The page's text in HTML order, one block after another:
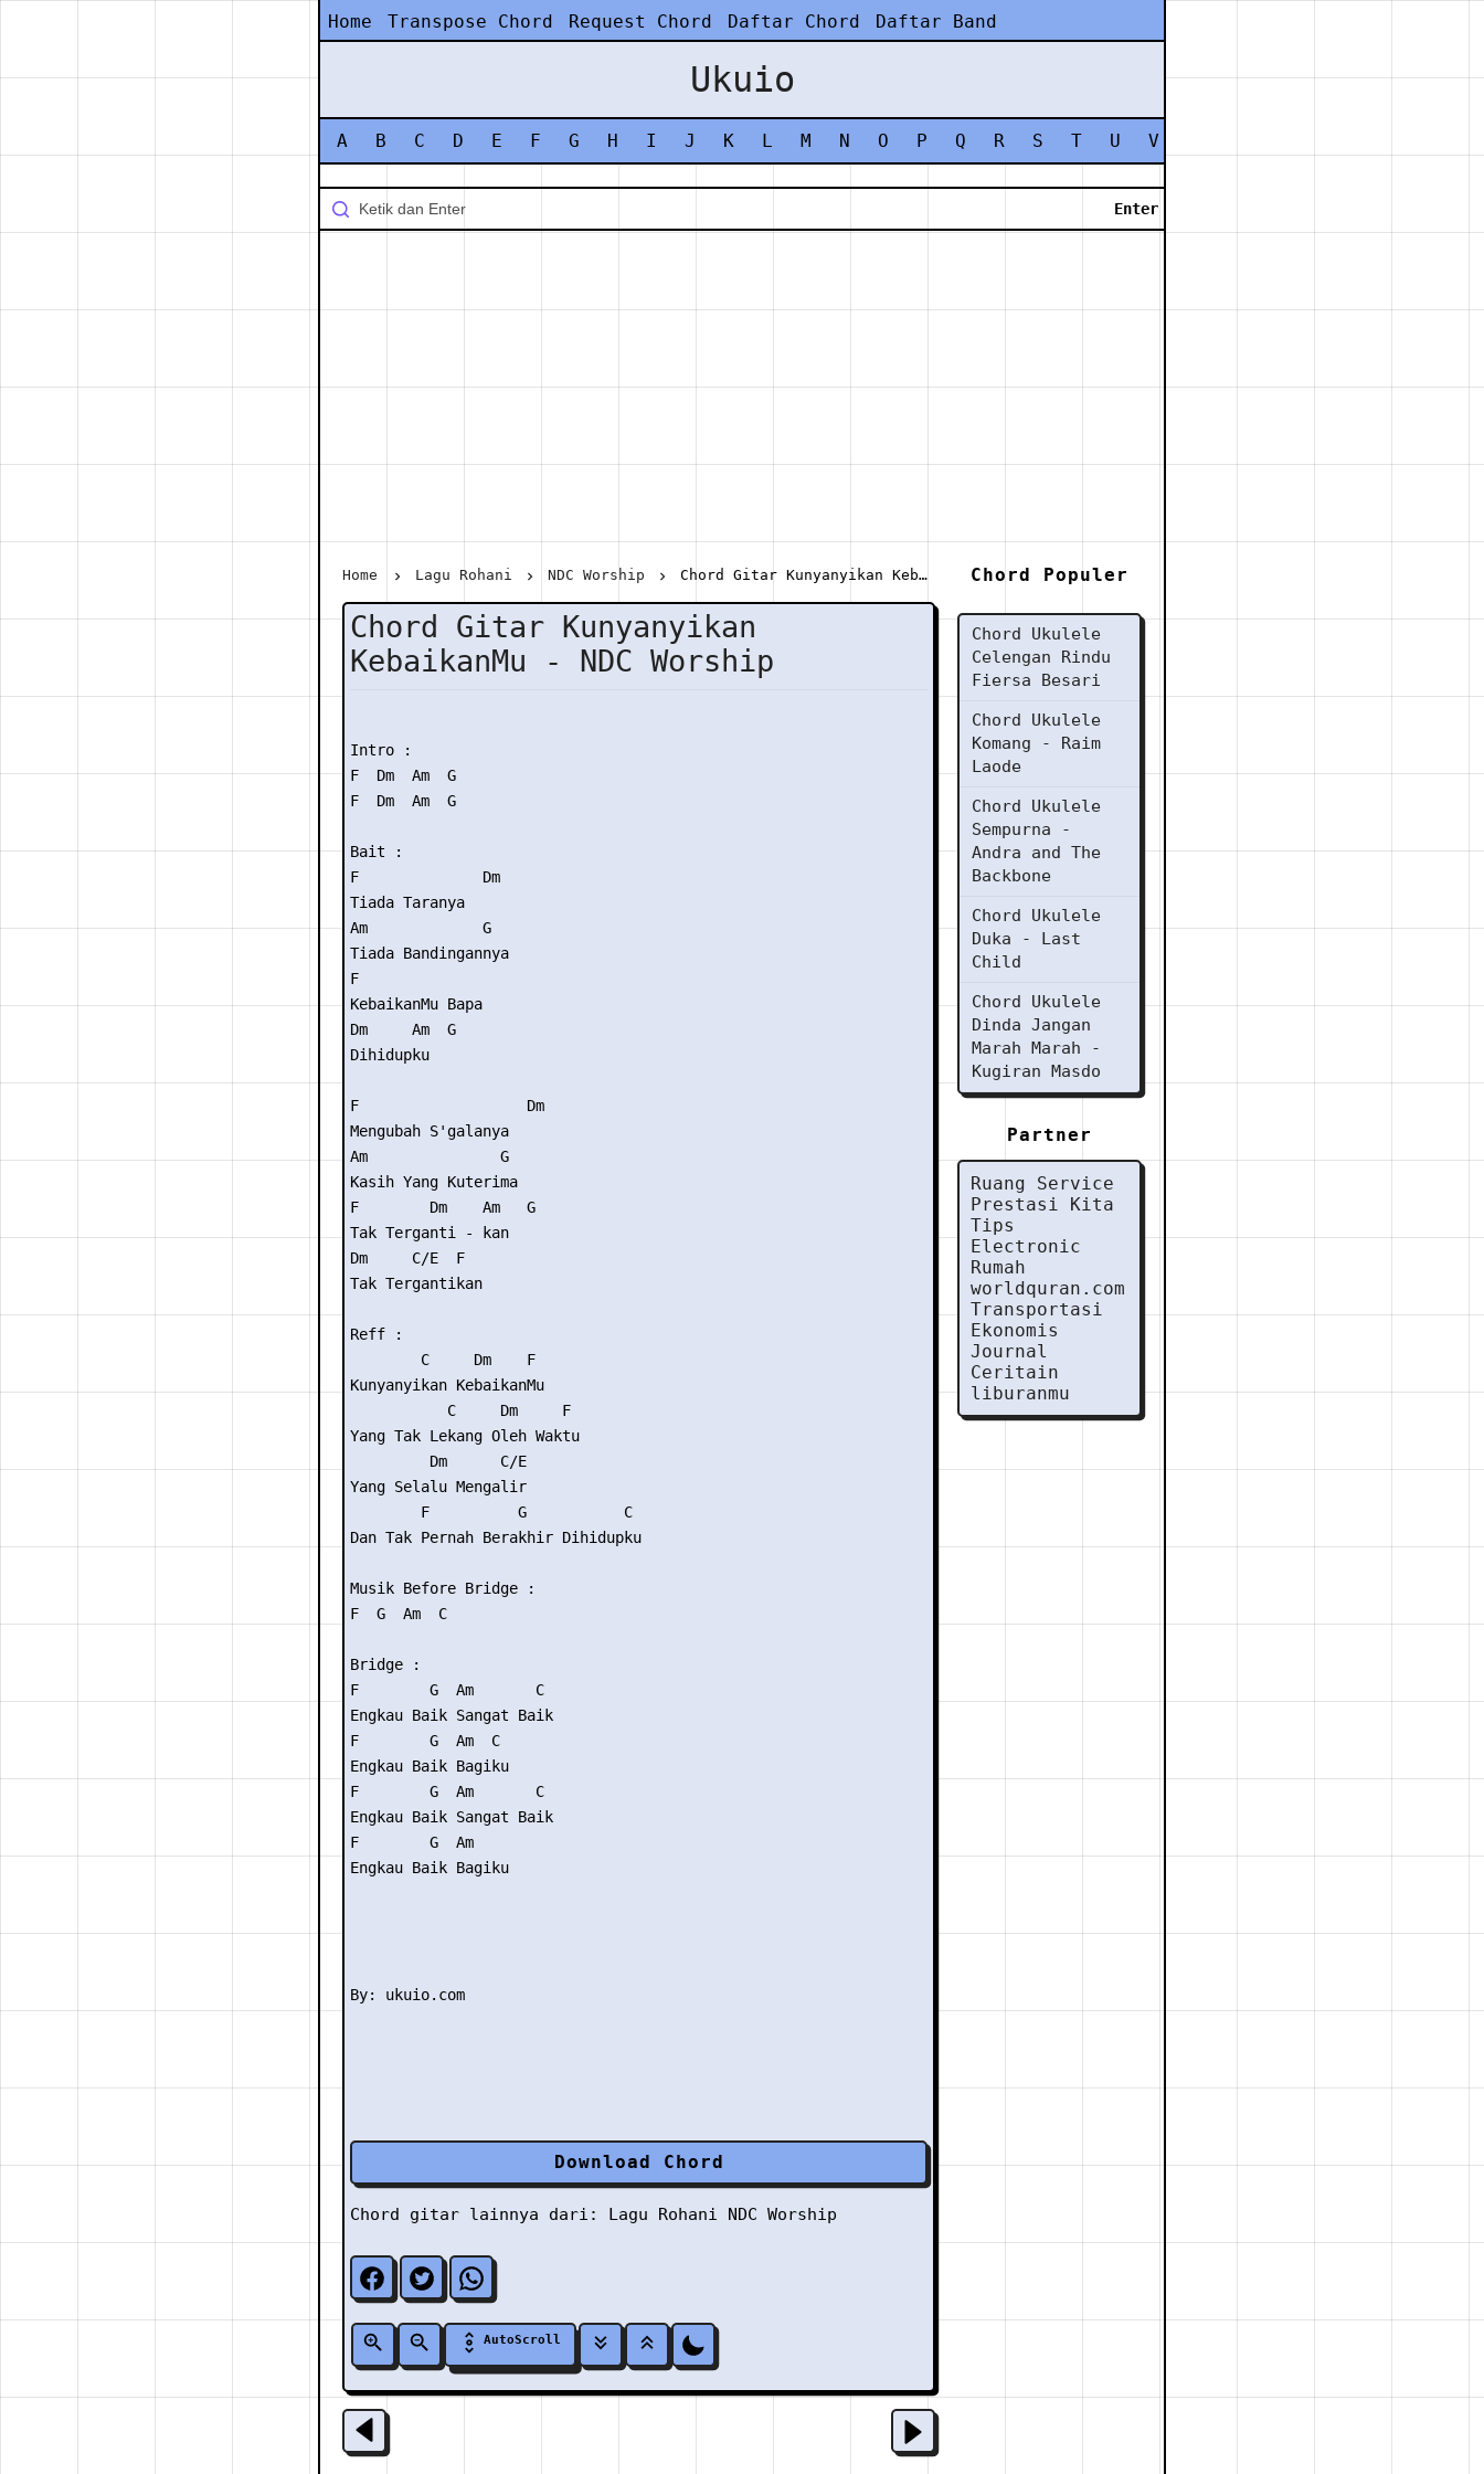
Home Transpose Chord Request Chord Daftar Chord Daftar Band
Ukuio
A B C D E F G H I J K L M N O P Q R S T U V
Home Lagu Rohani NDC Worship Chord Gitar Kunyanyikan KebaikanMu - NDC Worship
Chord Gitar Kunyanyikan
KebaikanMu - NDC Worship
Intro :
F  Dm  Am  G
F  Dm  Am  G
Bait :
F              Dm
Tiada Taranya
Am             G
Tiada Bandingannya
F
KebaikanMu Bapa
Dm     Am  G
Dihidupku
F                   Dm
Mengubah S'galanya
Am               G
Kasih Yang Kuterima
F        Dm    Am   G
Tak Terganti - kan
Dm     C/E  F
Tak Tergantikan
Reff :
        C     Dm    F
Kunyanyikan KebaikanMu
           C     Dm     F
Yang Tak Lekang Oleh Waktu
         Dm      C/E
Yang Selalu Mengalir
        F          G           C
Dan Tak Pernah Berakhir Dihidupku
Musik Before Bridge :
F  G  Am  C
Bridge :
F        G  Am       C
Engkau Baik Sangat Baik
F        G  Am  C
Engkau Baik Bagiku
F        G  Am       C
Engkau Baik Sangat Baik
F        G  Am
Engkau Baik Bagiku
Download Chord
Chord gitar lainnya dari: Lagu Rohani NDC Worship
AutoScroll
Chord Populer
Chord Ukulele
Celengan Rindu
Fiersa Besari
Chord Ukulele
Komang - Raim
Laode
Chord Ukulele
Sempurna -
Andra and The
Backbone
Chord Ukulele
Duka - Last
Child
Chord Ukulele
Dinda Jangan
Marah Marah -
Kugiran Masdo
Partner
Ruang Service
Prestasi Kita
Tips
Electronic
Rumah
worldquran.com
Transportasi
Ekonomis
Journal
Ceritain
liburanmu